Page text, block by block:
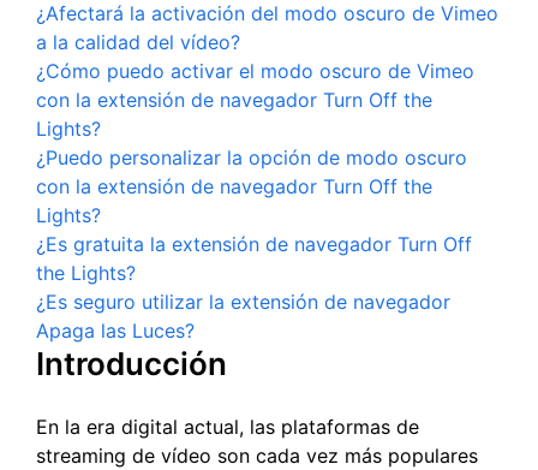
¿Afectará la activación del modo oscuro de Vimeo
a la calidad del vídeo?
¿Cómo puedo activar el modo oscuro de Vimeo
con la extensión de navegador Turn Off the
Lights?
¿Puedo personalizar la opción de modo oscuro
con la extensión de navegador Turn Off the
Lights?
¿Es gratuita la extensión de navegador Turn Off
the Lights?
¿Es seguro utilizar la extensión de navegador
Apaga las Luces?
Introducción
En la era digital actual, las plataformas de
streaming de vídeo son cada vez más populares